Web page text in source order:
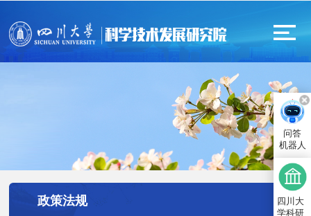
政策法规
问答
机器人
四川大
学科研